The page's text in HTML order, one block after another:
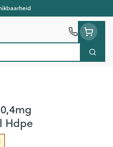
Zoek
Hdpe